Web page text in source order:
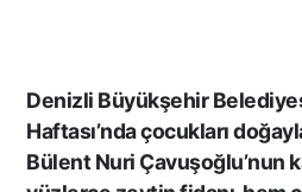
Denizli Büyükşehir
Haftası’nda çocukları
Bülent Nuri Çavuşoğlu’nun